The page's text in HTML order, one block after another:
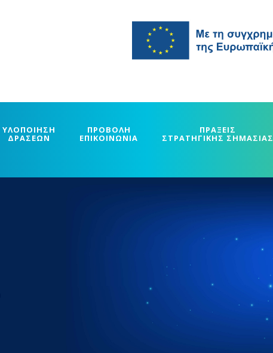
ΥΛΟΠΟΙΗΣΗ
ΔΡΑΣΕΩΝ
ΠΡΟΒΟΛΗ
ΕΠΙΚΟΙΝΩΝΙΑ
ΠΡΑΞΕΙΣ
ΣΤΡΑΤΗΓΙΚΗΣ ΣΗΜΑΣΙΑΣ